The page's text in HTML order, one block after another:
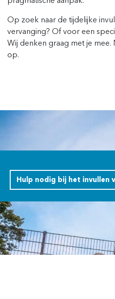
Op zoek naar de tijdelijke
vervanging? Of voor een
Wij denken graag met je mee.
op.
Hulp nodig bij het invullen